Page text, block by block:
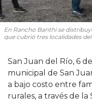
En Rancho Banthí se
que cubrió tres localidades
San Juan del Río, 6
municipal de San
a bajo costo entre
rurales, a través de